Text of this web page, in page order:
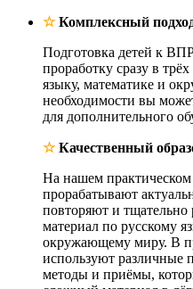
☆Комплексный
Подготовка детей к
проработку сразу в
языку, математике и
необходимости вы
для дополнительного
☆Качественный
На нашем практическом
прорабатывают
повторяют и тщательно
материал по русскому
окружающему миру. В
используют различные
методы и приёмы,